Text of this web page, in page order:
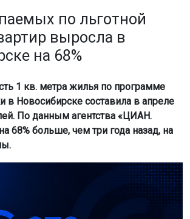
по льготной
выросла в
на 68%
1 кв. метра жилья по программе
в Новосибирске составила в апреле
По данным агентства «ЦИАН.
68% больше, чем три года назад, на